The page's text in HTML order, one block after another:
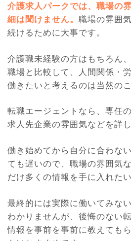
介護求人パークでは、職場の
細は聞けません。職場の雰囲
続けるために大事です。
介護職未経験の方はもちろん
職場と比較して、人間関係・
働きたいと考えるのは当然のこ
転職エージェントなら、専任
求人先企業の雰囲気などを詳
働き始めてから自分に合わな
ても遅いので、職場の雰囲気
だけ多くの情報を手に入れた
最終的には実際に働いてみな
わかりませんが、後悔のない
情報を事前を事前に教えても